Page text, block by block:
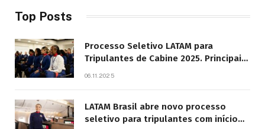
Top Posts
Processo Seletivo LATAM para
Tripulantes de Cabine 2025. Principais
06.11.2025
LATAM Brasil abre novo processo
seletivo para tripulantes com início